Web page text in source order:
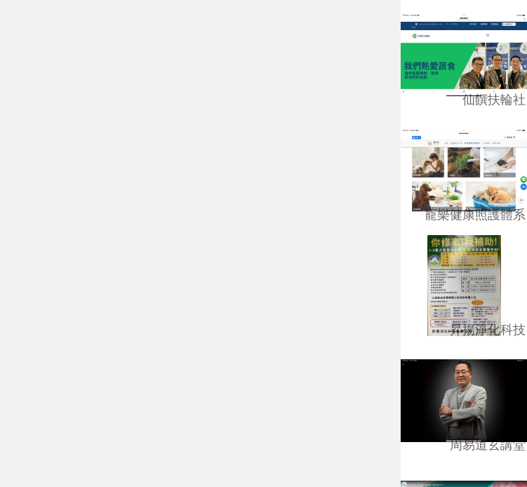
仙饌扶輪社
寵樂健康照護體系
昇揚淨化科技
周易道玄講堂